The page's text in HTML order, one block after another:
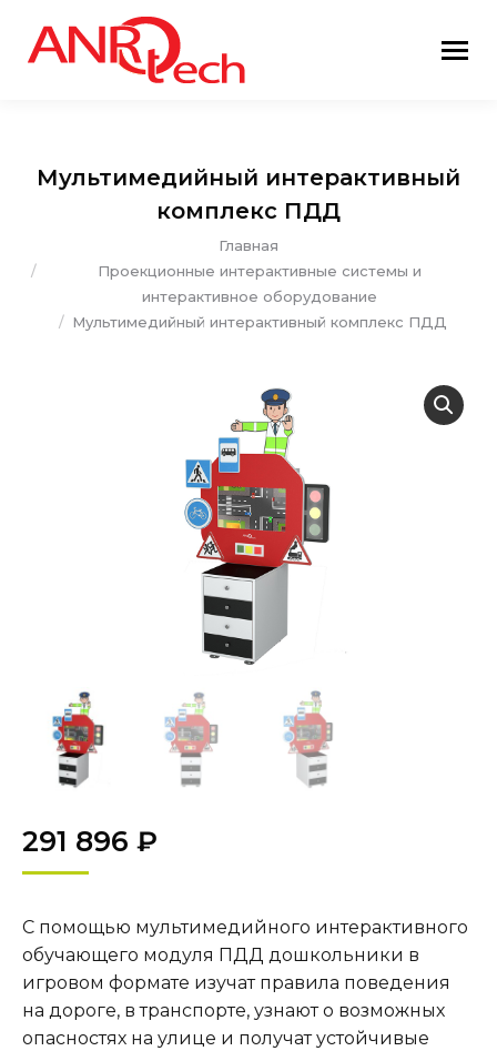
Мультимедийный интерактивный
комплекс ПДД
Главная
Проекционные интерактивные системы и
интерактивное оборудование
Мультимедийный интерактивный комплекс ПДД
291 896 ₽
С помощью мультимедийного интерактивного
обучающего модуля ПДД дошкольники в
игровом формате изучат правила поведения
на дороге, в транспорте, узнают о возможных
опасностях на улице и получат устойчивые